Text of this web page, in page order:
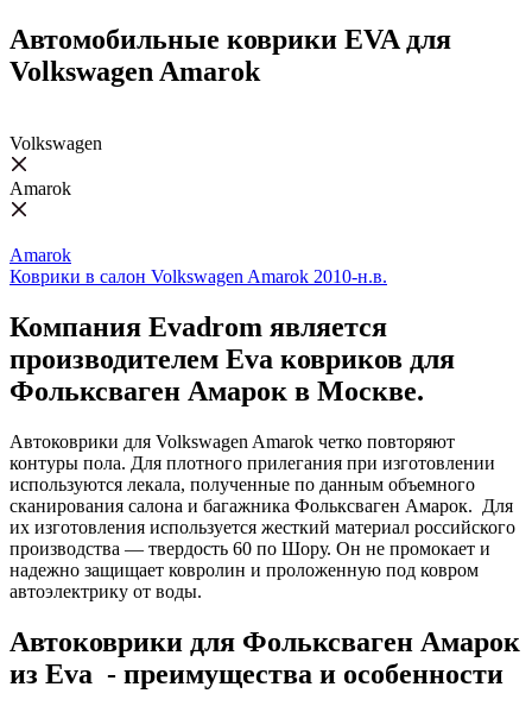
Автомобильные коврики EVA для
Volkswagen Amarok
Volkswagen
Amarok
Amarok
Коврики в салон Volkswagen Amarok 2010-н.в.
Компания Evadrom является
производителем Eva ковриков для
Фольксваген Амарок в Москве.
Автоковрики для Volkswagen Amarok четко повторяют
контуры пола. Для плотного прилегания при изготовлении
используются лекала, полученные по данным объемного
сканирования салона и багажника Фольксваген Амарок. Для
их изготовления используется жесткий материал российского
производства — твердость 60 по Шору. Он не промокает и
надежно защищает ковролин и проложенную под ковром
автоэлектрику от воды.
Автоковрики для Фольксваген Амарок
из Eva - преимущества и особенности